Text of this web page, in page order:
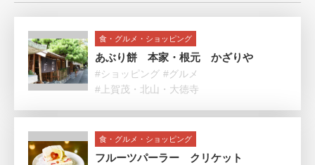
食・グルメ・ショッピング
あぶり餅 本家・根元 かざりや
#ショッピング #グルメ
#上賀茂・北山・大徳寺
食・グルメ・ショッピング
フルーツパーラー クリケット